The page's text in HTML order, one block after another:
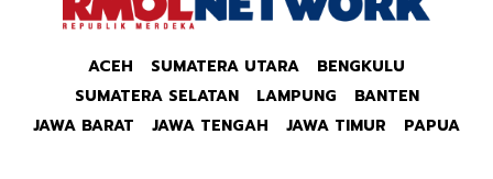
ACEH SUMATERA UTARA
BENGKULU
SUMATERA SELATAN
LAMPUNG
BANTEN
JAWA BARAT
JAWA TENGAH JAWA TIMUR PAPUA